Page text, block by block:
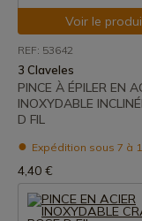
Voir le
REF: 53642
3 Claveles
PINCE À ÉPILER EN
INOXYDABLE
D FIL
Expédition sous 7 à
4,40 €